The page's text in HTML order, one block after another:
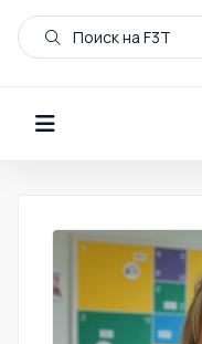
Поиск на F3T